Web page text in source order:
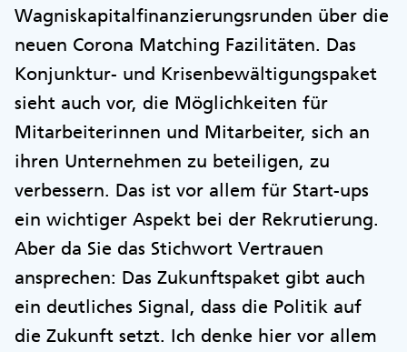
Wagniskapitalfinanzierungsrunden über die
neuen Corona Matching Fazilitäten. Das
Konjunktur- und Krisenbewältigungspaket
sieht auch vor, die Möglichkeiten für
Mitarbeiterinnen und Mitarbeiter, sich an
ihren Unternehmen zu beteiligen, zu
verbessern. Das ist vor allem für Start-ups
ein wichtiger Aspekt bei der Rekrutierung.
Aber da Sie das Stichwort Vertrauen
ansprechen: Das Zukunftspaket gibt auch
ein deutliches Signal, dass die Politik auf
die Zukunft setzt. Ich denke hier vor allem